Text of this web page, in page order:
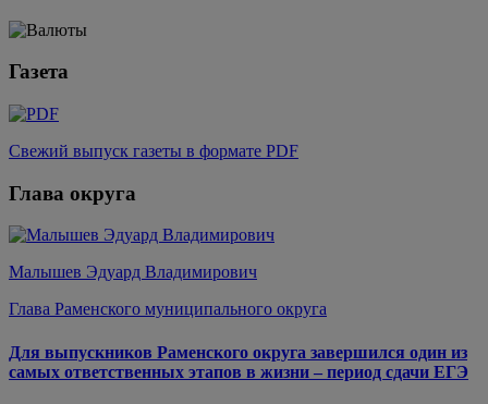
Газета
Свежий выпуск газеты в формате PDF
Глава округа
Малышев Эдуард Владимирович
Глава Раменского муниципального округа
Для выпускников Раменского округа завершился один из
самых ответственных этапов в жизни – период сдачи ЕГЭ